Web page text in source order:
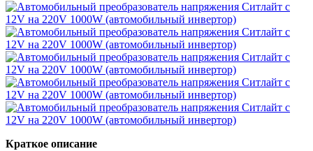
Краткое описание